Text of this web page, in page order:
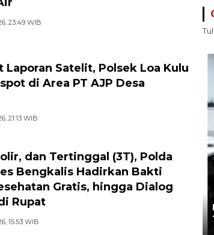
23:49 WIB
Laporan Satelit, Polsek Loa Kulu
di Area PT AJP Desa
21:13 WIB
dan Tertinggal (3T), Polda
Bengkalis Hadirkan Bakti
Gratis, hingga Dialog
Rupat
15:53 WIB